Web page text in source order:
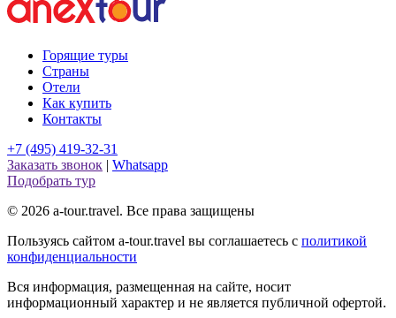
Горящие туры
Страны
Отели
Как купить
Контакты
+7 (495) 419-32-31
Заказать звонок | Whatsapp
Подобрать тур
© 2026 a-tour.travel. Все права защищены
Пользуясь сайтом a-tour.travel вы соглашаетесь с политикой
конфиденциальности
Вся информация, размещенная на сайте, носит
информационный характер и не является публичной офертой.